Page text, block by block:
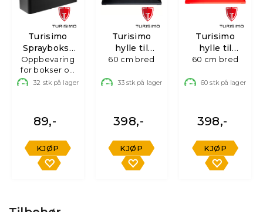
Turisimo
Sprayboks-
og
Flaskeholder
Oppbevaring
for bokser og
flasker
32 stk på lager
89,-
KJØP
Turisimo
hylle til
verktøytavle -
60 cm bred
33stk på lager
398,-
KJØP
Turisimo
hylle til
verktøytavle -
60 cm bred
60 stk på lager
398,-
KJØP